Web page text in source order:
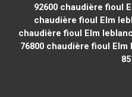
92600chaudière fioul
chaudière fioul Elm
chaudière fioul Elm
76800 chaudière fioul Elm